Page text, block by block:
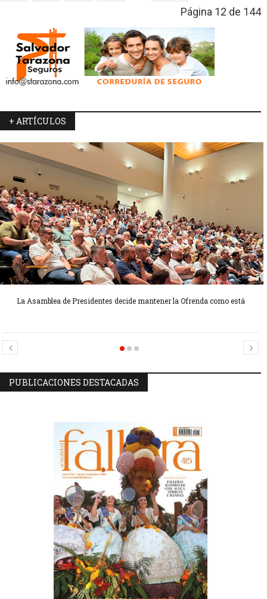
Página 12 de 144
+ ARTÍCULOS
La Asamblea de Presidentes decide mantener la Ofrenda como está
Candidatas Preseleccionadas por el sector Olivereta
Candidatas Preseleccionadas por el sector Sector La Seu-La Xerea-El
PUBLICACIONES DESTACADAS